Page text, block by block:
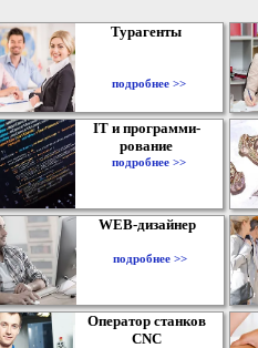
Турагенты
подробнее >>
IT и программи-
рование
подробнее >>
WEB-дизайнер
подробнее >>
Оператор станков
CNC